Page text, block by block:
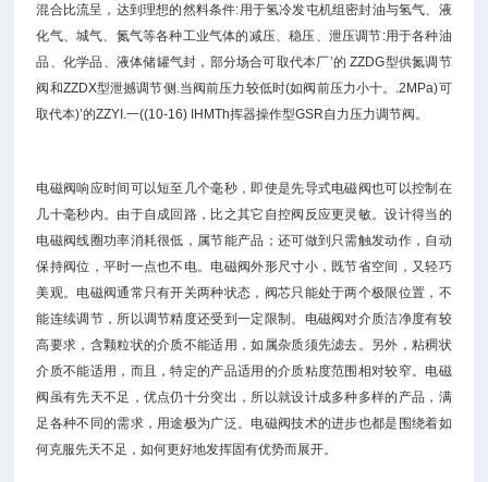
混合比流呈，达到理想的然料条件:用于氢冷发屯机组密封油与氢气、液
化气、城气、氮气等各种工业气体的减压、稳压、泄压调节:用于各种油
品、化学品、液体储罐气封，部分场合可取代本厂’的 ZZDG型供氮调节
阀和ZZDX型泄撼调节侧.当阀前压力较低时(如阀前压力小十。.2MPa)可
取代本)’的ZZYI.一((10-16) IHMTh挥器操作型GSR自力压力调节阀。
电磁阀响应时间可以短至几个毫秒，即使是先导式电磁阀也可以控制在
几十毫秒内。由于自成回路，比之其它自控阀反应更灵敏。设计得当的
电磁阀线圈功率消耗很低，属节能产品；还可做到只需触发动作，自动
保持阀位，平时一点也不电。电磁阀外形尺寸小，既节省空间，又轻巧
美观。电磁阀通常只有开关两种状态，阀芯只能处于两个极限位置，不
能连续调节，所以调节精度还受到一定限制。电磁阀对介质洁净度有较
高要求，含颗粒状的介质不能适用，如属杂质须先滤去。另外，粘稠状
介质不能适用，而且，特定的产品适用的介质粘度范围相对较窄。电磁
阀虽有先天不足，优点仍十分突出，所以就设计成多种多样的产品，满
足各种不同的需求，用途极为广泛。电磁阀技术的进步也都是围绕着如
何克服先天不足，如何更好地发挥固有优势而展开。